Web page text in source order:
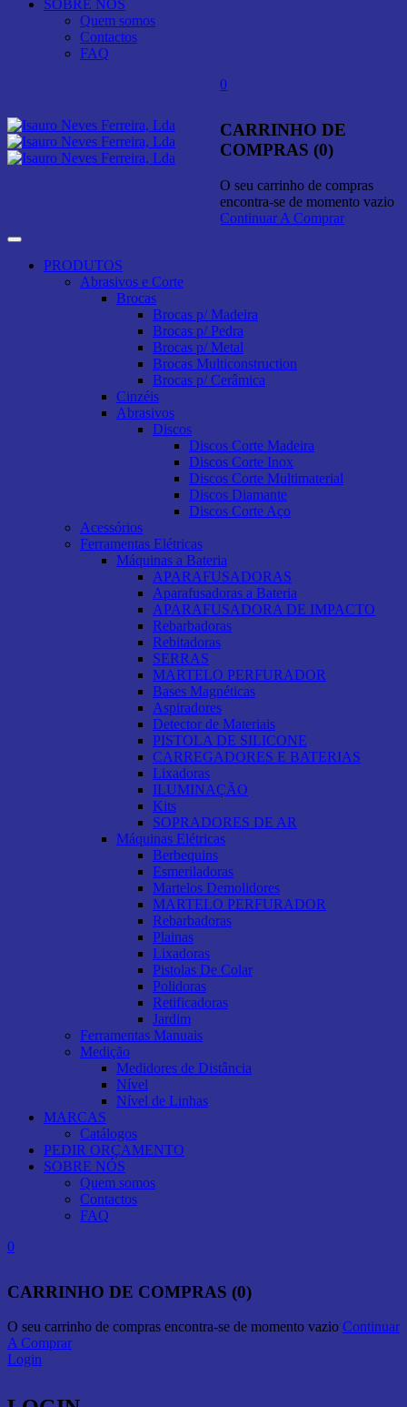
SOBRE NÓS
Quem somos
Contactos
FAQ
0
CARRINHO DE
COMPRAS (0)
O seu carrinho de compras
encontra-se de momento vazio
Continuar A Comprar
PRODUTOS
Abrasivos e Corte
Brocas
Brocas p/ Madeira
Brocas p/ Pedra
Brocas p/ Metal
Brocas Multiconstruction
Brocas p/ Cerâmica
Cinzéis
Abrasivos
Discos
Discos Corte Madeira
Discos Corte Inox
Discos Corte Multimaterial
Discos Diamante
Discos Corte Aço
Acessórios
Ferramentas Elétricas
Máquinas a Bateria
APARAFUSADORAS
Aparafusadoras a Bateria
APARAFUSADORA DE IMPACTO
Rebarbadoras
Rebitadoras
SERRAS
MARTELO PERFURADOR
Bases Magnéticas
Aspiradores
Detector de Materiais
PISTOLA DE SILICONE
CARREGADORES E BATERIAS
Lixadoras
ILUMINAÇÃO
Kits
SOPRADORES DE AR
Máquinas Elétricas
Berbequins
Esmeriladoras
Martelos Demolidores
MARTELO PERFURADOR
Rebarbadoras
Plainas
Lixadoras
Pistolas De Colar
Polidoras
Retificadoras
Jardim
Ferramentas Manuais
Medição
Medidores de Distância
Nível
Nível de Linhas
MARCAS
Catálogos
PEDIR ORÇAMENTO
SOBRE NÓS
Quem somos
Contactos
FAQ
0
CARRINHO DE COMPRAS (0)
O seu carrinho de compras encontra-se de momento vazio Continuar
A Comprar
Login